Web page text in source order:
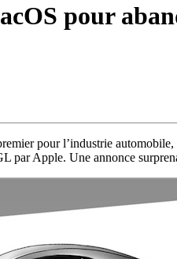
pour
pour l’industrie
par Apple. Une annonce